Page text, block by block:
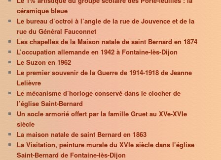
céramique bleue
Le bureau d’octroi à l’angle de la rue de Jouvence et de la
rue du Général Fauconnet
Les chapelles de la Maison natale de saint Bernard en 1874
L’occupation allemande en 1942 à Fontaine-lès-Dijon
Le Suzon en 1962
Le premier souvenir de la Guerre de 1914-1918 de Jeanne
Lelièvre
Le mécanisme d’horloge conservé dans le clocher de
l’église Saint-Bernard
Un socle armorié offert par la famille Gruet au XVe-XVIe
siècle
La maison natale de saint Bernard en 1863
La Visitation, peinture murale du XVIe siècle dans l’église
Saint-Bernard de Fontaine-lès-Dijon